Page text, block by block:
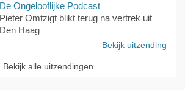
De Ongelooflijke Podcast
Pieter Omtzigt blikt terug na vertrek uit
Den Haag
Bekijk uitzending
Bekijk alle uitzendingen